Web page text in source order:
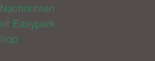
Easypark